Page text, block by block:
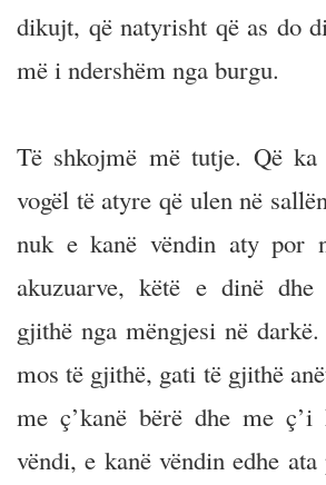
dikujt, që natyrisht që as do
më i ndershëm nga burgu.
Të shkojmë më tutje. Që
vogël të atyre që ulen në
nuk e kanë vëndin aty por
akuzuarve, këtë e dinë
gjithë nga mëngjesi në
mos të gjithë, gati të gjithë
me ç’kanë bërë dhe me ç’i
vëndi, e kanë vëndin edhe